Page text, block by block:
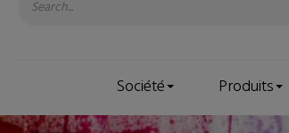
Société Produits